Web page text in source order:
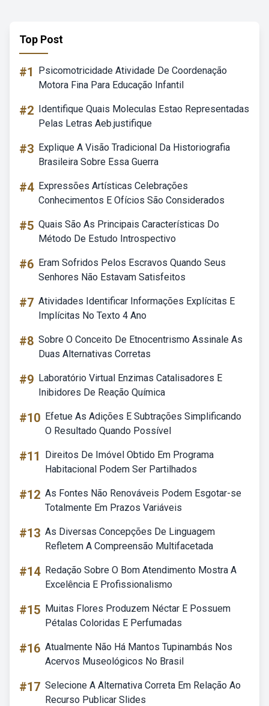
Top Post
#1
Psicomotricidade Atividade De Coordenação
Motora Fina Para Educação Infantil
#2 Identifique Quais Moleculas Estao Representadas
Pelas Letras Aeb.justifique
#3 Explique A Visão Tradicional Da Historiografia
Brasileira Sobre Essa Guerra
#4 Expressões Artísticas Celebrações
Conhecimentos E Ofícios São Considerados
#5 Quais São As Principais Características Do
Método De Estudo Introspectivo
#6 Eram Sofridos Pelos Escravos Quando Seus
Senhores Não Estavam Satisfeitos
#7 Atividades Identificar Informações Explícitas E
Implícitas No Texto 4 Ano
#8 Sobre O Conceito De Etnocentrismo Assinale As
Duas Alternativas Corretas
#9 Laboratório Virtual Enzimas Catalisadores E
Inibidores De Reação Química
#10 Efetue As Adições E Subtrações Simplificando
O Resultado Quando Possível
#11
Direitos De Imóvel Obtido Em Programa
Habitacional Podem Ser Partilhados
#12 As Fontes Não Renováveis Podem Esgotar-se
Totalmente Em Prazos Variáveis
#13 As Diversas Concepções De Linguagem
Refletem A Compreensão Multifacetada
#14 Redação Sobre O Bom Atendimento Mostra A
Excelência E Profissionalismo
#15 Muitas Flores Produzem Néctar E Possuem
Pétalas Coloridas E Perfumadas
#16 Atualmente Não Há Mantos Tupinambás Nos
Acervos Museológicos No Brasil
#17 Selecione A Alternativa Correta Em Relação Ao
Recurso Publicar Slides